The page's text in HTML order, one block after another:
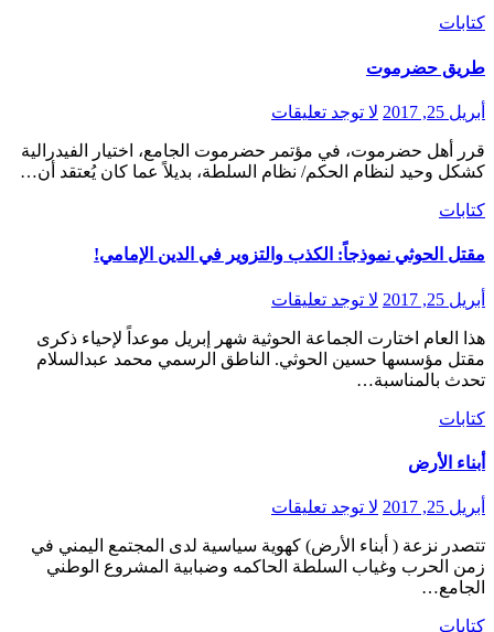
كتابات
طريق حضرموت
أبريل 25, 2017 لا توجد تعليقات
قرر أهل حضرموت، في مؤتمر حضرموت الجامع، اختيار الفيدرالية
كشكل وحيد لنظام الحكم/ نظام السلطة، بديلاً عما كان يُعتقد أن…
كتابات
مقتل الحوثي نموذجاً: الكذب والتزوير في الدين الإمامي!
أبريل 25, 2017 لا توجد تعليقات
هذا العام اختارت الجماعة الحوثية شهر إبريل موعداً لإحياء ذكرى
مقتل مؤسسها حسين الحوثي. الناطق الرسمي محمد عبدالسلام
تحدث بالمناسبة…
كتابات
أبناء الأرض
أبريل 25, 2017 لا توجد تعليقات
تتصدر نزعة ( أبناء الأرض) كهوية سياسية لدى المجتمع اليمني في
زمن الحرب وغياب السلطة الحاكمه وضبابية المشروع الوطني
الجامع…
كتابات